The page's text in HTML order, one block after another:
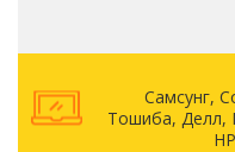
Самсунг,
Тошиба, Делл,